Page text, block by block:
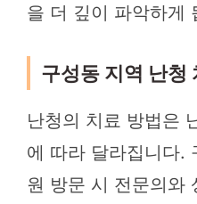
을 더 깊이 파악하게
구성동 지역 난청
난청의 치료 방법은
에 따라 달라집니다.
원 방문 시 전문의와